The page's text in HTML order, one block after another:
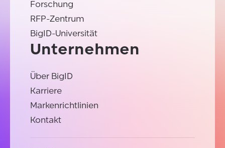
Forschung
RFP-Zentrum
BigID-Universität
Unternehmen
Über BigID
Karriere
Markenrichtlinien
Kontakt